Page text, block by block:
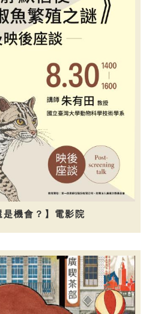
是機會？】電影院